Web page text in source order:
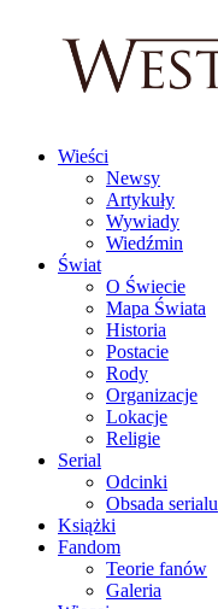
Wieści
Newsy
Artykuły
Wywiady
Wiedźmin
Świat
O Świecie
Mapa Świata
Historia
Postacie
Rody
Organizacje
Lokacje
Religie
Serial
Odcinki
Obsada serialu
Książki
Fandom
Teorie fanów
Galeria